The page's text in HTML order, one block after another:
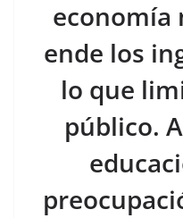
economía
ende los
lo que
público.